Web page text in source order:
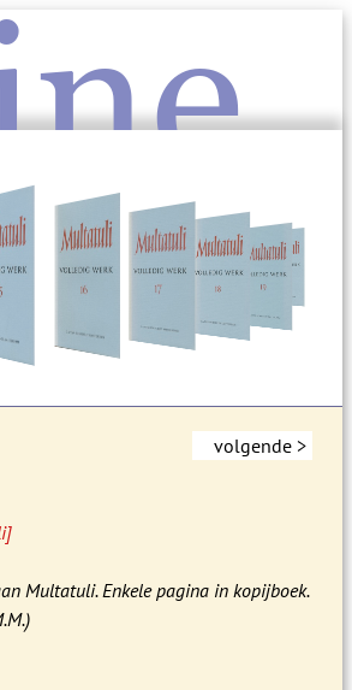
volgende >
Multatuli. Enkele pagina in kopijboek.